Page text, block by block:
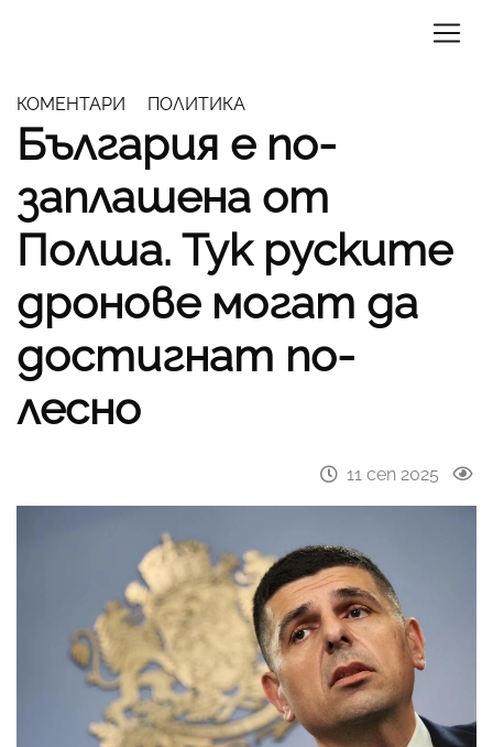
КОМЕНТАРИ ПОЛИТИКА
България е по-
заплашена от
Полша. Тук руските
дронове могат да
достигнат по-
лесно
11 сеп 2025